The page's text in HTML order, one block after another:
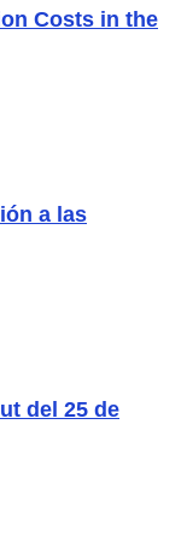
Costs in the
a las
del 25 de